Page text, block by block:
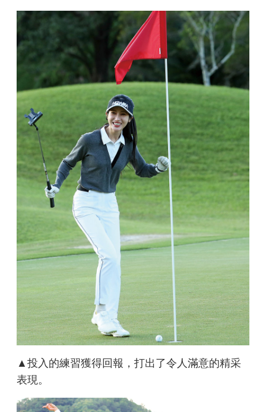
▲投入的練習獲得回報，打出了令人滿意的精采
表現。